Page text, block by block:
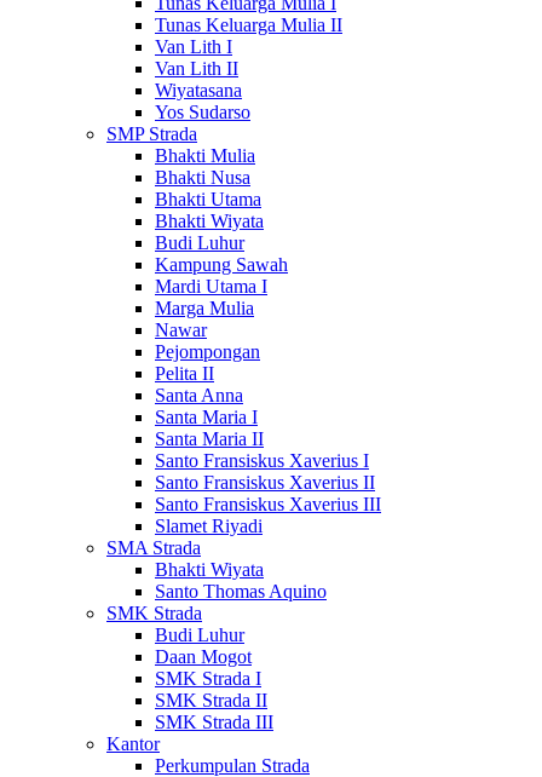
Tunas Keluarga Mulia II
Van Lith I
Van Lith II
Wiyatasana
Yos Sudarso
SMP Strada
Bhakti Mulia
Bhakti Nusa
Bhakti Utama
Bhakti Wiyata
Budi Luhur
Kampung Sawah
Mardi Utama I
Marga Mulia
Nawar
Pejompongan
Pelita II
Santa Anna
Santa Maria I
Santa Maria II
Santo Fransiskus Xaverius I
Santo Fransiskus Xaverius II
Santo Fransiskus Xaverius III
Slamet Riyadi
SMA Strada
Bhakti Wiyata
Santo Thomas Aquino
SMK Strada
Budi Luhur
Daan Mogot
SMK Strada I
SMK Strada II
SMK Strada III
Kantor
Perkumpulan Strada